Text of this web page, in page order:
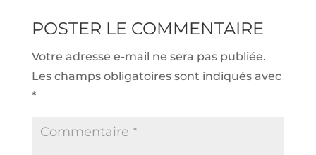
POSTER LE COMMENTAIRE
Votre adresse e-mail ne sera pas publiée.
Les champs obligatoires sont indiqués avec
*